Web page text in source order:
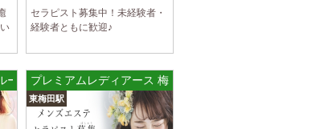
働きやすいお店作りを心がけてお
ーム
載通りにしっかりお給料をお支払
働きやすいお店作りを心がけてお
セラピスト募集中！未経験者・
経験者ともに歓迎♪
ム プレミアムレディアース 梅田ルーム
東梅田駅